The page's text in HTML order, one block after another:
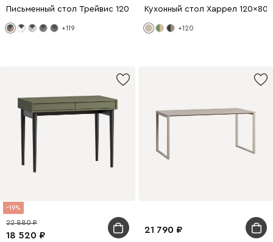
Письменный стол Трейвис 120x60 Терракотовый/Черный
+119
Кухонный стол Харрел
+120
19
18 520
22 880
21 790